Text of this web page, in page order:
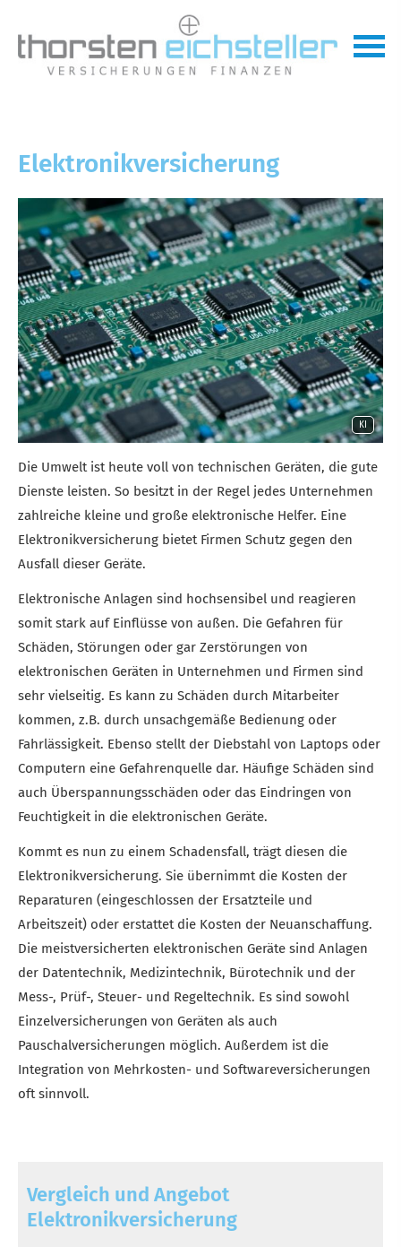
Elektronikversicherung
KI
Die Umwelt ist heute voll von technischen Geräten, die gute
Dienste leisten. So besitzt in der Regel jedes Unternehmen
zahlreiche kleine und große elektronische Helfer. Eine
Elektronikversicherung bietet Firmen Schutz gegen den
Ausfall dieser Geräte.
Elektronische Anlagen sind hochsensibel und reagieren
somit stark auf Einflüsse von außen. Die Gefahren für
Schäden, Störungen oder gar Zerstörungen von
elektronischen Geräten in Unternehmen und Firmen sind
sehr vielseitig. Es kann zu Schäden durch Mitarbeiter
kommen, z.B. durch unsachgemäße Bedienung oder
Fahrlässigkeit. Ebenso stellt der Diebstahl von Laptops oder
Computern eine Gefahrenquelle dar. Häufige Schäden sind
auch Überspannungsschäden oder das Eindringen von
Feuchtigkeit in die elektronischen Geräte.
Kommt es nun zu einem Schadensfall, trägt diesen die
Elektronikversicherung. Sie übernimmt die Kosten der
Reparaturen (eingeschlossen der Ersatzteile und
Arbeitszeit) oder erstattet die Kosten der Neuanschaffung.
Die meistversicherten elektronischen Geräte sind Anlagen
der Datentechnik, Medizintechnik, Bürotechnik und der
Mess-, Prüf-, Steuer- und Regeltechnik. Es sind sowohl
Einzelversicherungen von Geräten als auch
Pauschalversicherungen möglich. Außerdem ist die
Integration von Mehrkosten- und Softwareversicherungen
oft sinnvoll.
Vergleich und Angebot
Elektronikversicherung